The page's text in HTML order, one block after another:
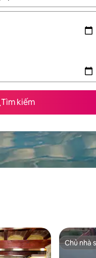
Tìm kiếm
Chủ nhà
Chủ nhà